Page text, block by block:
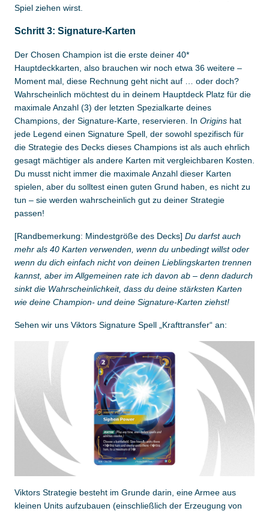
Spiel ziehen wirst.
Schritt 3: Signature-Karten
Der Chosen Champion ist die erste deiner 40*
Hauptdeckkarten, also brauchen wir noch etwa 36 weitere –
Moment mal, diese Rechnung geht nicht auf … oder doch?
Wahrscheinlich möchtest du in deinem Hauptdeck Platz für die
maximale Anzahl (3) der letzten Spezialkarte deines
Champions, der Signature-Karte, reservieren. In Origins hat
jede Legend einen Signature Spell, der sowohl spezifisch für
die Strategie des Decks dieses Champions ist als auch ehrlich
gesagt mächtiger als andere Karten mit vergleichbaren Kosten.
Du musst nicht immer die maximale Anzahl dieser Karten
spielen, aber du solltest einen guten Grund haben, es nicht zu
tun – sie werden wahrscheinlich gut zu deiner Strategie
passen!
[Randbemerkung: Mindestgröße des Decks] Du darfst auch
mehr als 40 Karten verwenden, wenn du unbedingt willst oder
wenn du dich einfach nicht von deinen Lieblingskarten trennen
kannst, aber im Allgemeinen rate ich davon ab – denn dadurch
sinkt die Wahrscheinlichkeit, dass du deine stärksten Karten
wie deine Champion- und deine Signature-Karten ziehst!
Sehen wir uns Viktors Signature Spell „Krafttransfer“ an:
Viktors Strategie besteht im Grunde darin, eine Armee aus
kleinen Units aufzubauen (einschließlich der Erzeugung von